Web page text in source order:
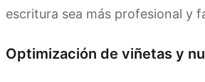
escritura sea más profesional y
Optimización de viñetas y